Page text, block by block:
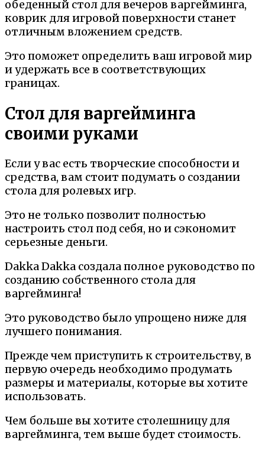
обеденный стол для вечеров варгейминга,
коврик для игровой поверхности станет
отличным вложением средств.
Это поможет определить ваш игровой мир
и удержать все в соответствующих
границах.
Стол для варгейминга
своими руками
Если у вас есть творческие способности и
средства, вам стоит подумать о создании
стола для ролевых игр.
Это не только позволит полностью
настроить стол под себя, но и сэкономит
серьезные деньги.
Dakka Dakka создала полное руководство по
созданию собственного стола для
варгейминга!
Это руководство было упрощено ниже для
лучшего понимания.
Прежде чем приступить к строительству, в
первую очередь необходимо продумать
размеры и материалы, которые вы хотите
использовать.
Чем больше вы хотите столешницу для
варгейминга, тем выше будет стоимость.